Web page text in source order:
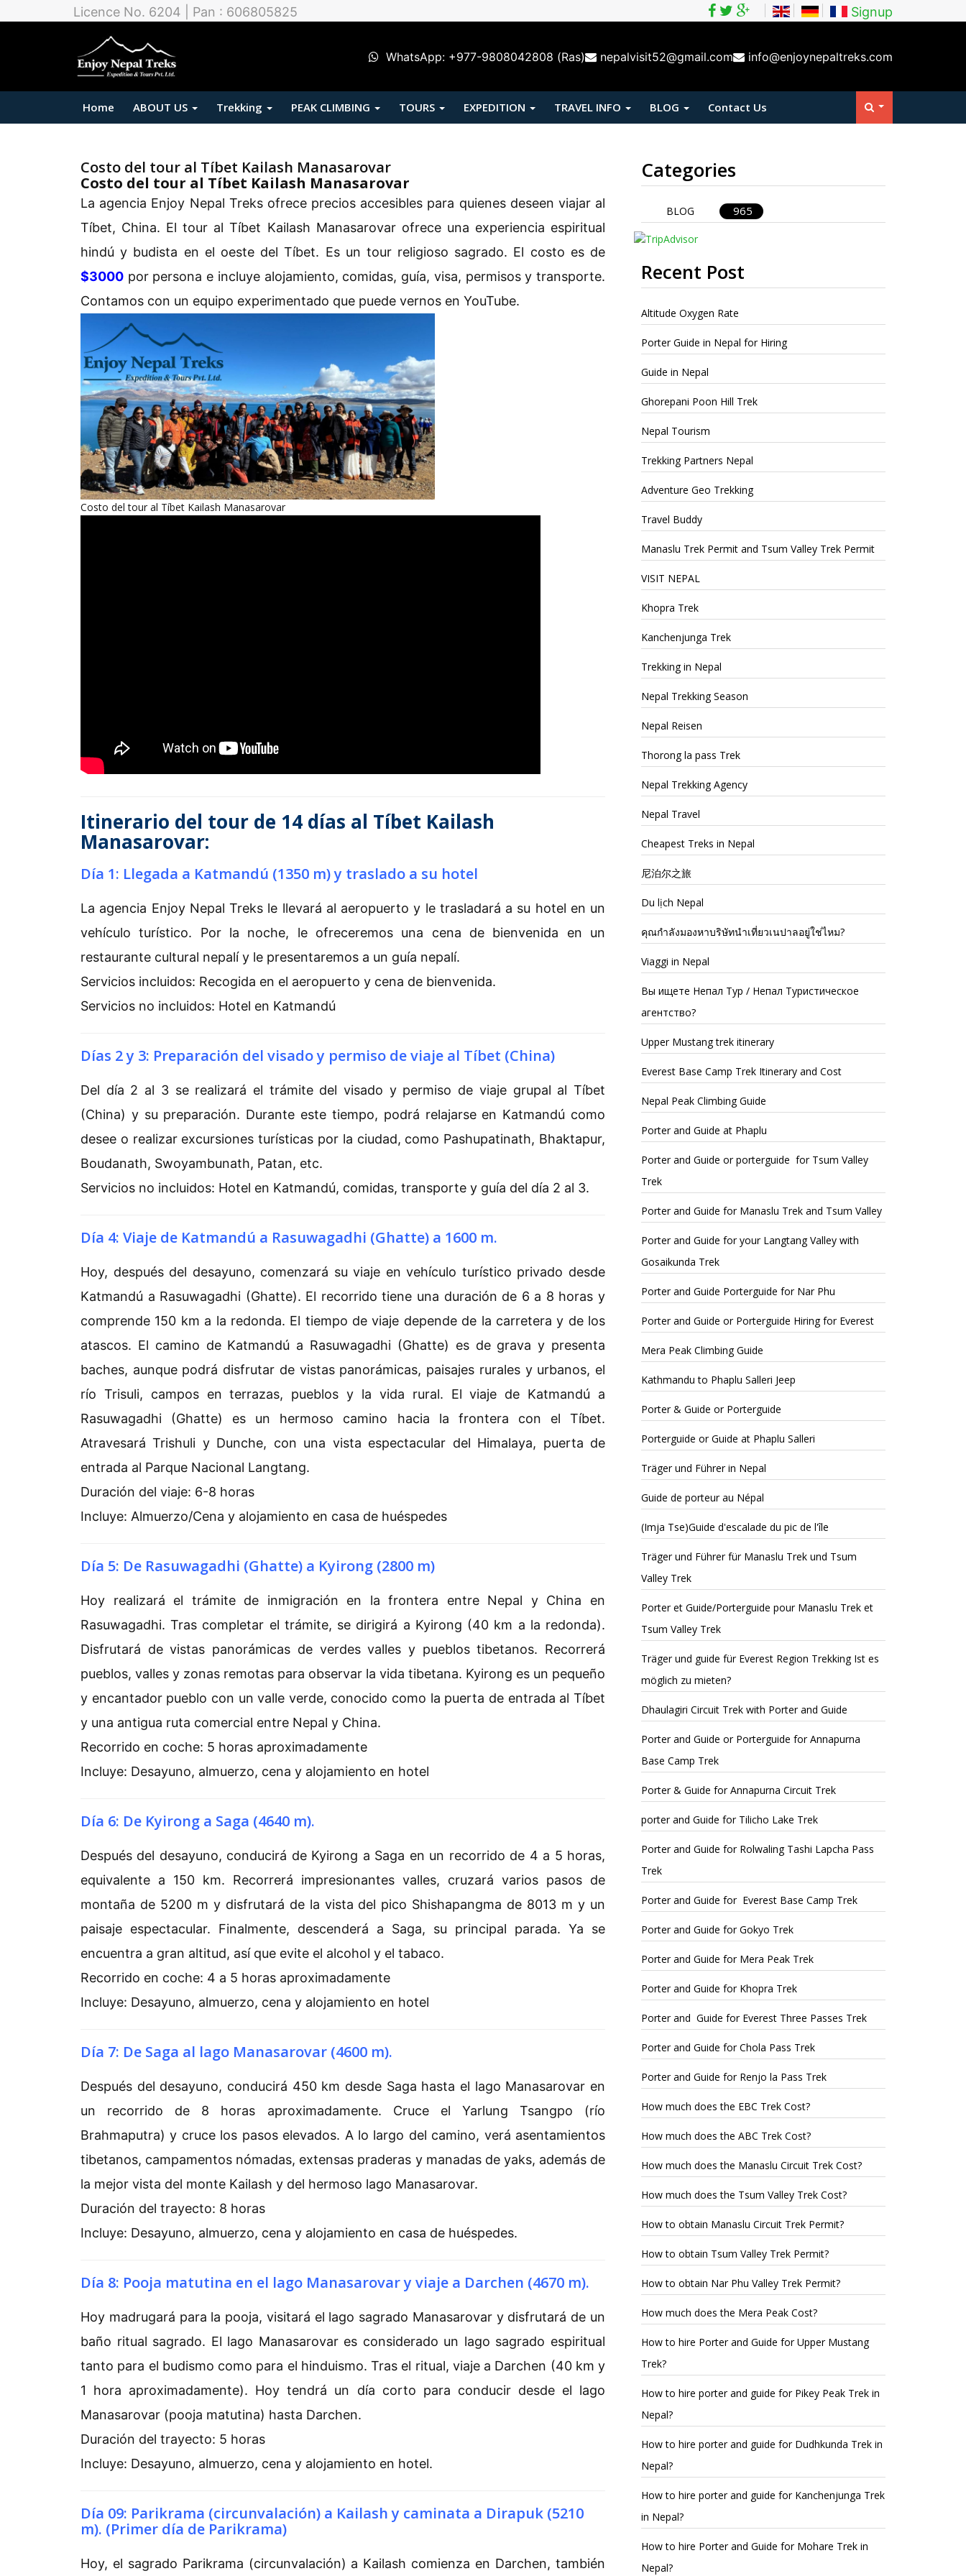
Licence No. 6204 | Pan : 606805825 Signup
WhatsApp: +977-9808042808 (Ras) nepalvisit52@gmail.com info@enjoynepaltreks.com
Home ABOUT US Trekking PEAK CLIMBING TOURS EXPEDITION TRAVEL INFO BLOG Contact Us
Costo del tour al Tíbet Kailash Manasarovar
Costo del tour al Tíbet Kailash Manasarovar
La agencia Enjoy Nepal Treks ofrece precios accesibles para quienes deseen viajar al
Tíbet, China. El tour al Tíbet Kailash Manasarovar ofrece una experiencia espiritual
hindú y budista en el oeste del Tíbet. Es un tour religioso sagrado. El costo es de
$3000 por persona e incluye alojamiento, comidas, guía, visa, permisos y transporte.
Contamos con un equipo experimentado que puede vernos en YouTube.
Costo del tour al Tíbet Kailash Manasarovar
Itinerario del tour de 14 días al Tíbet Kailash
Manasarovar:
Día 1: Llegada a Katmandú (1350 m) y traslado a su hotel
La agencia Enjoy Nepal Treks le llevará al aeropuerto y le trasladará a su hotel en un
vehículo turístico. Por la noche, le ofreceremos una cena de bienvenida en un
restaurante cultural nepalí y le presentaremos a un guía nepalí.
Servicios incluidos: Recogida en el aeropuerto y cena de bienvenida.
Servicios no incluidos: Hotel en Katmandú
Días 2 y 3: Preparación del visado y permiso de viaje al Tíbet (China)
Del día 2 al 3 se realizará el trámite del visado y permiso de viaje grupal al Tíbet
(China) y su preparación. Durante este tiempo, podrá relajarse en Katmandú como
desee o realizar excursiones turísticas por la ciudad, como Pashupatinath, Bhaktapur,
Boudanath, Swoyambunath, Patan, etc.
Servicios no incluidos: Hotel en Katmandú, comidas, transporte y guía del día 2 al 3.
Día 4: Viaje de Katmandú a Rasuwagadhi (Ghatte) a 1600 m.
Hoy, después del desayuno, comenzará su viaje en vehículo turístico privado desde
Katmandú a Rasuwagadhi (Ghatte). El recorrido tiene una duración de 6 a 8 horas y
comprende 150 km a la redonda. El tiempo de viaje depende de la carretera y de los
atascos. El camino de Katmandú a Rasuwagadhi (Ghatte) es de grava y presenta
baches, aunque podrá disfrutar de vistas panorámicas, paisajes rurales y urbanos, el
río Trisuli, campos en terrazas, pueblos y la vida rural. El viaje de Katmandú a
Rasuwagadhi (Ghatte) es un hermoso camino hacia la frontera con el Tíbet.
Atravesará Trishuli y Dunche, con una vista espectacular del Himalaya, puerta de
entrada al Parque Nacional Langtang.
Duración del viaje: 6-8 horas
Incluye: Almuerzo/Cena y alojamiento en casa de huéspedes
Día 5: De Rasuwagadhi (Ghatte) a Kyirong (2800 m)
Hoy realizará el trámite de inmigración en la frontera entre Nepal y China en
Rasuwagadhi. Tras completar el trámite, se dirigirá a Kyirong (40 km a la redonda).
Disfrutará de vistas panorámicas de verdes valles y pueblos tibetanos. Recorrerá
pueblos, valles y zonas remotas para observar la vida tibetana. Kyirong es un pequeño
y encantador pueblo con un valle verde, conocido como la puerta de entrada al Tíbet
y una antigua ruta comercial entre Nepal y China.
Recorrido en coche: 5 horas aproximadamente
Incluye: Desayuno, almuerzo, cena y alojamiento en hotel
Día 6: De Kyirong a Saga (4640 m).
Después del desayuno, conducirá de Kyirong a Saga en un recorrido de 4 a 5 horas,
equivalente a 150 km. Recorrerá impresionantes valles, cruzará varios pasos de
montaña de 5200 m y disfrutará de la vista del pico Shishapangma de 8013 m y un
paisaje espectacular. Finalmente, descenderá a Saga, su principal parada. Ya se
encuentra a gran altitud, así que evite el alcohol y el tabaco.
Recorrido en coche: 4 a 5 horas aproximadamente
Incluye: Desayuno, almuerzo, cena y alojamiento en hotel
Día 7: De Saga al lago Manasarovar (4600 m).
Después del desayuno, conducirá 450 km desde Saga hasta el lago Manasarovar en
un recorrido de 8 horas aproximadamente. Cruce el Yarlung Tsangpo (río
Brahmaputra) y cruce los pasos elevados. A lo largo del camino, verá asentamientos
tibetanos, campamentos nómadas, extensas praderas y manadas de yaks, además de
la mejor vista del monte Kailash y del hermoso lago Manasarovar.
Duración del trayecto: 8 horas
Incluye: Desayuno, almuerzo, cena y alojamiento en casa de huéspedes.
Día 8: Pooja matutina en el lago Manasarovar y viaje a Darchen (4670 m).
Hoy madrugará para la pooja, visitará el lago sagrado Manasarovar y disfrutará de un
baño ritual sagrado. El lago Manasarovar es considerado un lago sagrado espiritual
tanto para el budismo como para el hinduismo. Tras el ritual, viaje a Darchen (40 km y
1 hora aproximadamente). Hoy tendrá un día corto para conducir desde el lago
Manasarovar (pooja matutina) hasta Darchen.
Duración del trayecto: 5 horas
Incluye: Desayuno, almuerzo, cena y alojamiento en hotel.
Día 09: Parikrama (circunvalación) a Kailash y caminata a Dirapuk (5210
m). (Primer día de Parikrama)
Hoy, el sagrado Parikrama (circunvalación) a Kailash comienza en Darchen, también
Categories
BLOG 965
Recent Post
Altitude Oxygen Rate
Porter Guide in Nepal for Hiring
Guide in Nepal
Ghorepani Poon Hill Trek
Nepal Tourism
Trekking Partners Nepal
Adventure Geo Trekking
Travel Buddy
Manaslu Trek Permit and Tsum Valley Trek Permit
VISIT NEPAL
Khopra Trek
Kanchenjunga Trek
Trekking in Nepal
Nepal Trekking Season
Nepal Reisen
Thorong la pass Trek
Nepal Trekking Agency
Nepal Travel
Cheapest Treks in Nepal
尼泊尔之旅
Du lịch Nepal
คุณกำลังมองหาบริษัทนำเที่ยวเนปาลอยู่ใช่ไหม?
Viaggi in Nepal
Вы ищете Непал Тур / Непал Туристическое
агентство?
Upper Mustang trek itinerary
Everest Base Camp Trek Itinerary and Cost
Nepal Peak Climbing Guide
Porter and Guide at Phaplu
Porter and Guide or porterguide for Tsum Valley
Trek
Porter and Guide for Manaslu Trek and Tsum Valley
Porter and Guide for your Langtang Valley with
Gosaikunda Trek
Porter and Guide Porterguide for Nar Phu
Porter and Guide or Porterguide Hiring for Everest
Mera Peak Climbing Guide
Kathmandu to Phaplu Salleri Jeep
Porter & Guide or Porterguide
Porterguide or Guide at Phaplu Salleri
Träger und Führer in Nepal
Guide de porteur au Népal
(Imja Tse)Guide d'escalade du pic de l'île
Träger und Führer für Manaslu Trek und Tsum
Valley Trek
Porter et Guide/Porterguide pour Manaslu Trek et
Tsum Valley Trek
Träger und guide für Everest Region Trekking Ist es
möglich zu mieten?
Dhaulagiri Circuit Trek with Porter and Guide
Porter and Guide or Porterguide for Annapurna
Base Camp Trek
Porter & Guide for Annapurna Circuit Trek
porter and Guide for Tilicho Lake Trek
Porter and Guide for Rolwaling Tashi Lapcha Pass
Trek
Porter and Guide for Everest Base Camp Trek
Porter and Guide for Gokyo Trek
Porter and Guide for Mera Peak Trek
Porter and Guide for Khopra Trek
Porter and Guide for Everest Three Passes Trek
Porter and Guide for Chola Pass Trek
Porter and Guide for Renjo la Pass Trek
How much does the EBC Trek Cost?
How much does the ABC Trek Cost?
How much does the Manaslu Circuit Trek Cost?
How much does the Tsum Valley Trek Cost?
How to obtain Manaslu Circuit Trek Permit?
How to obtain Tsum Valley Trek Permit?
How to obtain Nar Phu Valley Trek Permit?
How much does the Mera Peak Cost?
How to hire Porter and Guide for Upper Mustang
Trek?
How to hire porter and guide for Pikey Peak Trek in
Nepal?
How to hire porter and guide for Dudhkunda Trek in
Nepal?
How to hire porter and guide for Kanchenjunga Trek
in Nepal?
How to hire Porter and Guide for Mohare Trek in
Nepal?